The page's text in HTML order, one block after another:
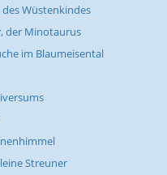
des Wüstenkindes
der Minotaurus
im Blaumeisental
Streuner